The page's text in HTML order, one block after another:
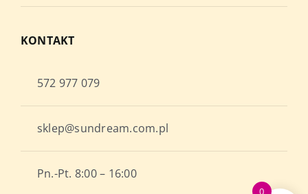
KONTAKT
572 977 079
sklep@sundream.com.pl
Pn.-Pt. 8:00 – 16:00
0